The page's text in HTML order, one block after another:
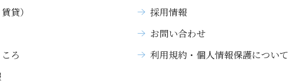
貸）
ろ
採用情報
お問い合わせ
利用規約・個人情報保護について